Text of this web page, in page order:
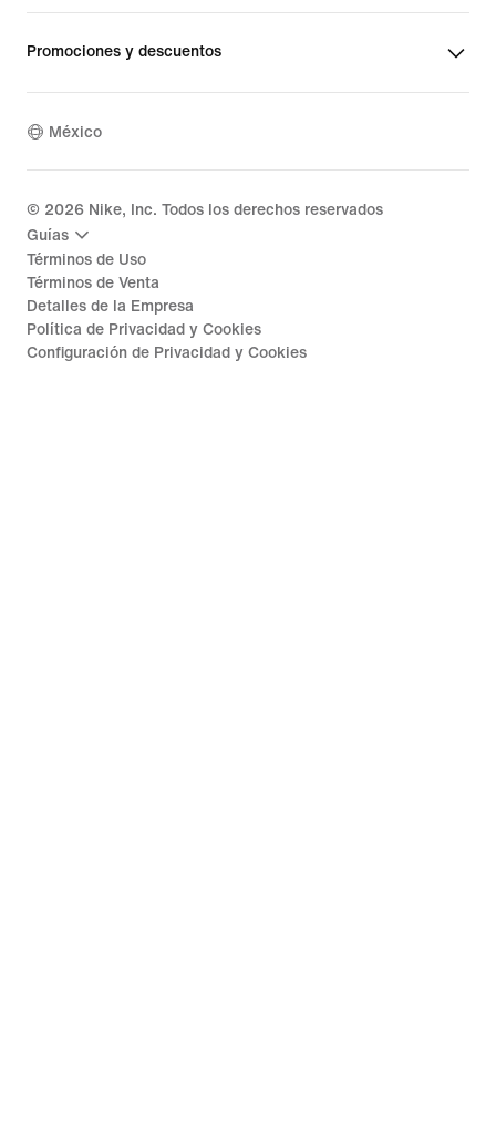
Promociones y descuentos
México
© 2026 Nike, Inc. Todos los derechos reservados
Guías
Términos de Uso
Términos de Venta
Detalles de la Empresa
Política de Privacidad y Cookies
Configuración de Privacidad y Cookies